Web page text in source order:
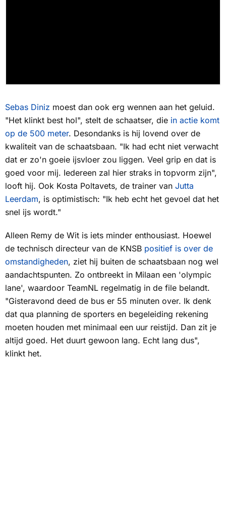
Sebas Diniz moest dan ook erg wennen aan het geluid.
"Het klinkt best hol", stelt de schaatser, die in actie komt
op de 500 meter. Desondanks is hij lovend over de
kwaliteit van de schaatsbaan. "Ik had echt niet verwacht
dat er zo'n goeie ijsvloer zou liggen. Veel grip en dat is
goed voor mij. Iedereen zal hier straks in topvorm zijn",
looft hij. Ook Kosta Poltavets, de trainer van Jutta
Leerdam, is optimistisch: "Ik heb echt het gevoel dat het
snel ijs wordt."
Alleen Remy de Wit is iets minder enthousiast. Hoewel
de technisch directeur van de KNSB positief is over de
omstandigheden, ziet hij buiten de schaatsbaan nog wel
aandachtspunten. Zo ontbreekt in Milaan een 'olympic
lane', waardoor TeamNL regelmatig in de file belandt.
"Gisteravond deed de bus er 55 minuten over. Ik denk
dat qua planning de sporters en begeleiding rekening
moeten houden met minimaal een uur reistijd. Dan zit je
altijd goed. Het duurt gewoon lang. Echt lang dus",
klinkt het.